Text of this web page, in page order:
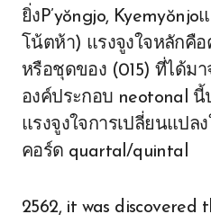
ยิ่งP’yŏngjo,
โน้ตห้า) แรงจูงใจหลักคื
หรือชุดของ (015) ที่ได้ม
องค์ประกอบ neotonal
แรงจูงใจการเปลี่ยนแปล
คอร์ด quartal/quintal
2562, it was discovered